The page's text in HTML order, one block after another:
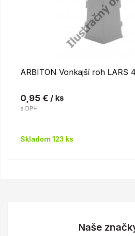
ARBITON Vonkajší roh LARS
0,95 € / ks
s DPH
Skladom 123 ks
Naše